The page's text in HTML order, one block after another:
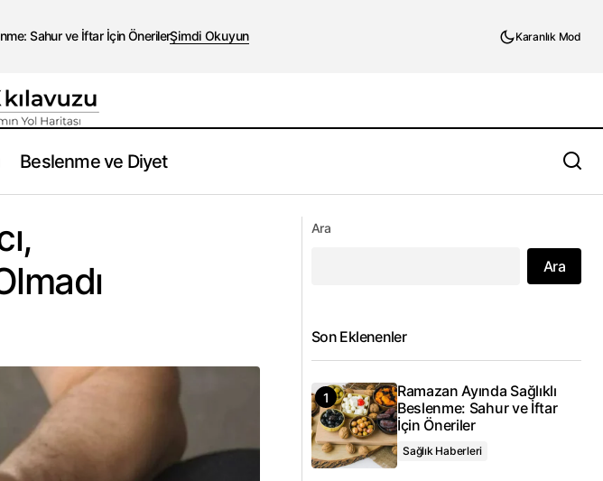
Sahur ve İftar İçin ÖnerilerŞimdi Okuyun Karanlık Mod
Beslenme ve Diyet
Parkinson Hastalarında Etkili Olmadı Ara
Ara
Son Eklenenler
Ramazan Ayında Sağlıklı
Beslenme: Sahur ve İftar
İçin Öneriler
Sağlık Haberleri